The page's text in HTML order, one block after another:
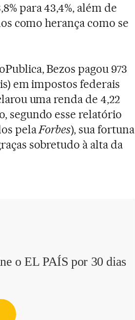
para 43,4%, além de
como herança como se
Bezos pagou 973
em impostos federais
uma renda de 4,22
segundo esse relatório
pelaForbes), sua fortuna
sobretudo à alta da
o EL PAÍS por 30 dias